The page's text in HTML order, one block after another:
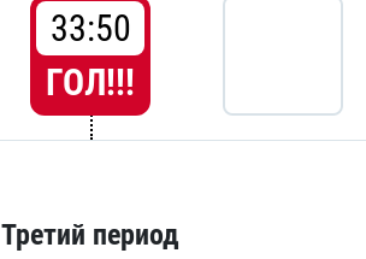
33:50
ГОЛ!!!
Третий период